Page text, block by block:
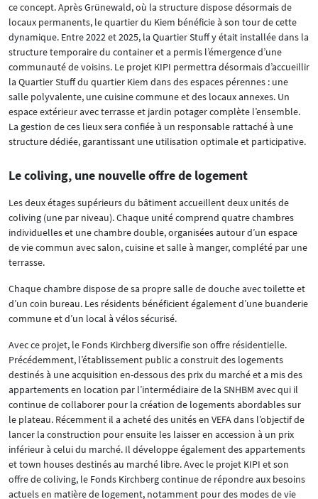
ce concept. Après Grünewald, où la structure dispose désormais de
locaux permanents, le quartier du Kiem bénéficie à son tour de cette
dynamique. Entre 2022 et 2025, la Quartier Stuff y était installée dans la
structure temporaire du container et a permis l’émergence d’une
communauté de voisins. Le projet KIPI permettra désormais d’accueillir
la Quartier Stuff du quartier Kiem dans des espaces pérennes : une
salle polyvalente, une cuisine commune et des locaux annexes. Un
espace extérieur avec terrasse et jardin potager complète l’ensemble.
La gestion de ces lieux sera confiée à un responsable rattaché à une
structure dédiée, garantissant une utilisation optimale et participative.
Le coliving, une nouvelle offre de logement
Les deux étages supérieurs du bâtiment accueillent deux unités de
coliving (une par niveau). Chaque unité comprend quatre chambres
individuelles et une chambre double, organisées autour d’un espace
de vie commun avec salon, cuisine et salle à manger, complété par une
terrasse.
Chaque chambre dispose de sa propre salle de douche avec toilette et
d’un coin bureau. Les résidents bénéficient également d’une buanderie
commune et d’un local à vélos sécurisé.
Avec ce projet, le Fonds Kirchberg diversifie son offre résidentielle.
Précédemment, l’établissement public a construit des logements
destinés à une acquisition en-dessous des prix du marché et a mis des
appartements en location par l’intermédiaire de la SNHBM avec qui il
continue de collaborer pour la création de logements abordables sur
le plateau. Récemment il a acheté des unités en VEFA dans l’objectif de
lancer la construction pour ensuite les laisser en accession à un prix
inférieur à celui du marché. Il développe également des appartements
et town houses destinés au marché libre. Avec le projet KIPI et son
offre de coliving, le Fonds Kirchberg continue de répondre aux besoins
actuels en matière de logement, notamment pour des modes de vie